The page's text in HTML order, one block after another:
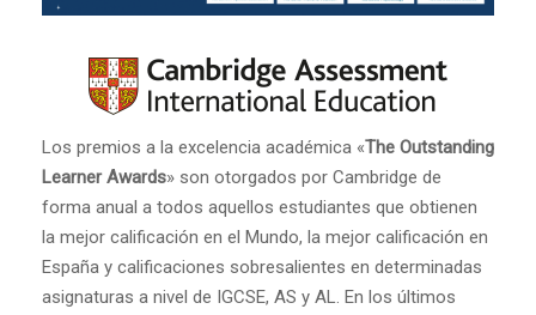
Los premios a la excelencia académica «The Outstanding
Learner Awards» son otorgados por Cambridge de
forma anual a todos aquellos estudiantes que obtienen
la mejor calificación en el Mundo, la mejor calificación en
España y calificaciones sobresalientes en determinadas
asignaturas a nivel de IGCSE, AS y AL. En los últimos